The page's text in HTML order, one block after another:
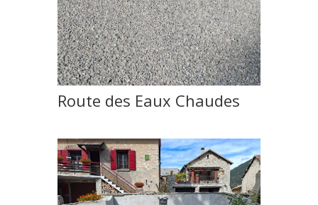
Route des Eaux Chaudes